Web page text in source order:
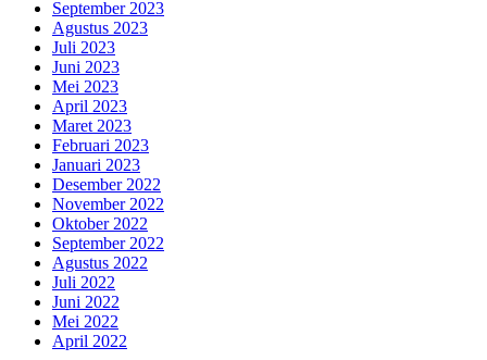
September 2023
Agustus 2023
Juli 2023
Juni 2023
Mei 2023
April 2023
Maret 2023
Februari 2023
Januari 2023
Desember 2022
November 2022
Oktober 2022
September 2022
Agustus 2022
Juli 2022
Juni 2022
Mei 2022
April 2022